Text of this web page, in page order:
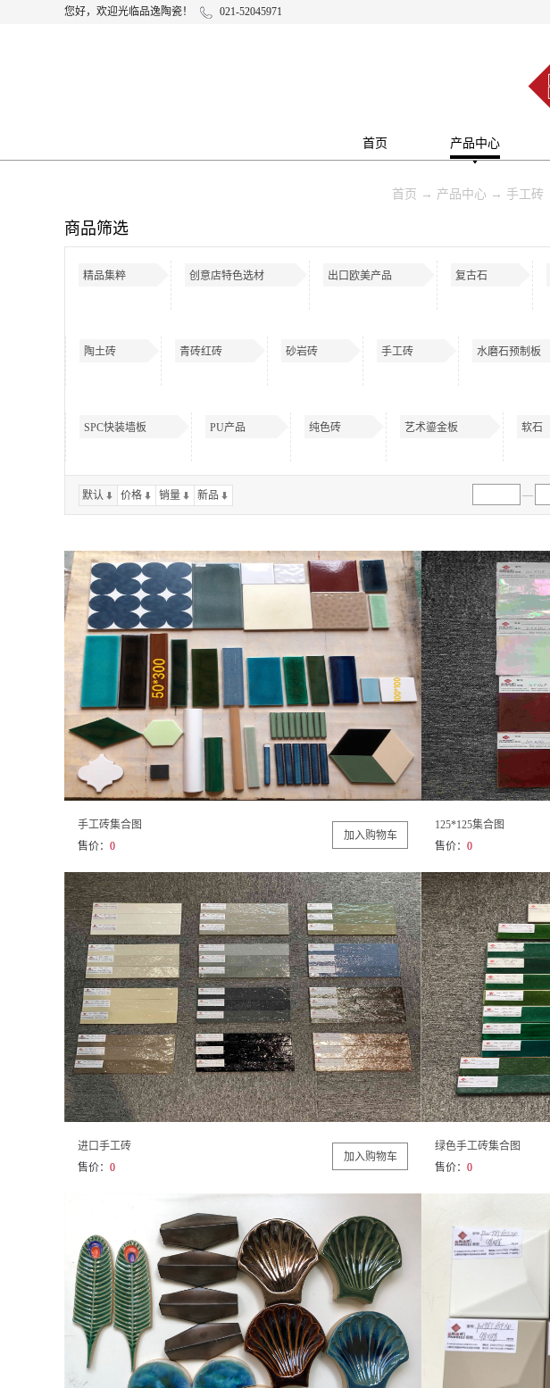
您好，欢迎光临品逸陶瓷！ 021-52045971
首页 产品中心
首页 → 产品中心 → 手工砖
商品筛选
精品集粹 创意店特色选材 出口欧美产品 复古石
陶土砖 青砖红砖 砂岩砖 手工砖 水磨石预制板
SPC快装墙板 PU产品 纯色砖 艺术鎏金板 软石
默认 价格 销量 新品 —
手工砖集合图
售价： 0
125*125集合图
售价： 0
进口手工砖
售价： 0
绿色手工砖集合图
售价： 0